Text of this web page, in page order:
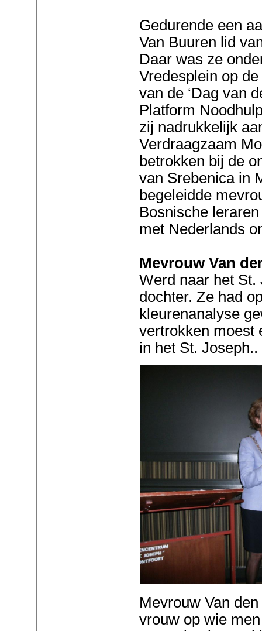
Gedurende een
Van Buuren lid
Daar was ze
Vredesplein op
van de ‘Dag van
Platform
zij nadrukkelijk
Verdraagzaam
betrokken bij de
van Srebenica in
begeleidde
Bosnische
met Nederlands
Mevrouw Van
Werd naar het St.
dochter. Ze had
kleurenanalyse
vertrokken moest
in het St.
Mevrouw Van
vrouw op wie